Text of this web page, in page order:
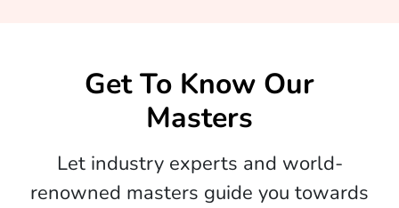
Get To Know Our
Masters
Let industry experts and world-
renowned masters guide you towards